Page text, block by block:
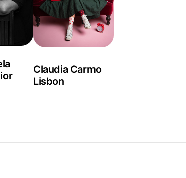
Claudia Carmo
Lisbon